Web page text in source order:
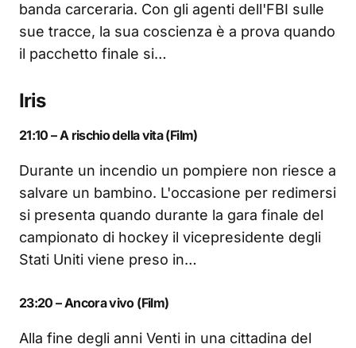
banda carceraria. Con gli agenti dell'FBI sulle
sue tracce, la sua coscienza è a prova quando
il pacchetto finale si…
Iris
21:10 – A rischio della vita (Film)
Durante un incendio un pompiere non riesce a
salvare un bambino. L'occasione per redimersi
si presenta quando durante la gara finale del
campionato di hockey il vicepresidente degli
Stati Uniti viene preso in…
23:20 – Ancora vivo (Film)
Alla fine degli anni Venti in una cittadina del